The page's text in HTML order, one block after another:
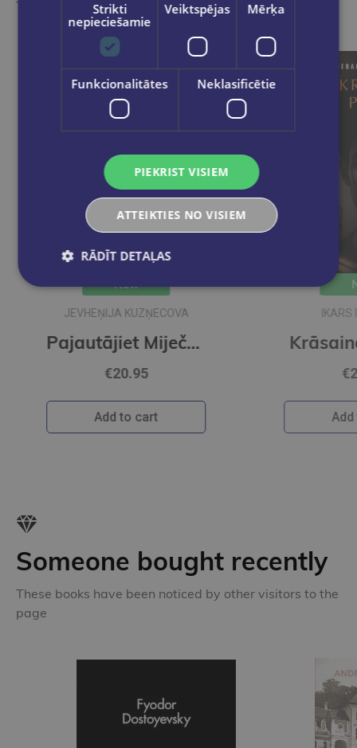
Take a look
New
IKARS PIEBALGS
Krāsainā pasaule
Add to cart
Someone bought recently
These books have been noticed by other visitors to the
page
Strikti
nepieciešamie
Veiktspējas Mērķa
Funkcionalitātes Neklasificētie
PIEKRIST VISIEM
ATTEIKTIES NO VISIEM
RĀDĪT DETAĻAS